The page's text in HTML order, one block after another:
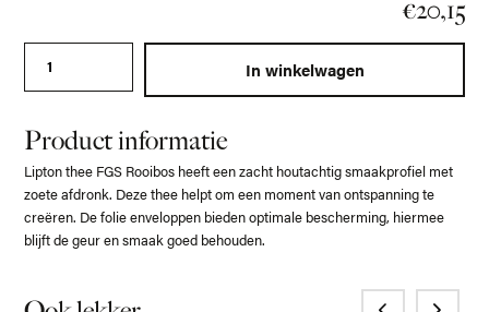
€20,15
In winkelwagen
Product informatie
Lipton thee FGS Rooibos heeft een zacht houtachtig smaakprofiel met
zoete afdronk. Deze thee helpt om een moment van ontspanning te
creëren. De folie enveloppen bieden optimale bescherming, hiermee
blijft de geur en smaak goed behouden.